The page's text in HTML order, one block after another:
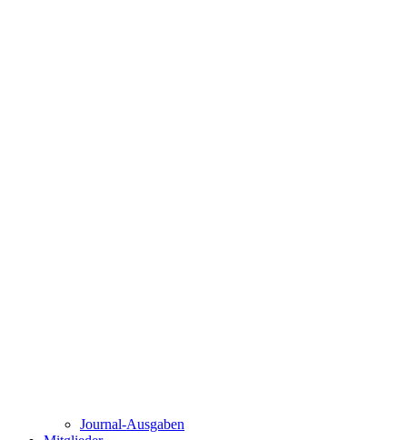
Journal-Ausgaben